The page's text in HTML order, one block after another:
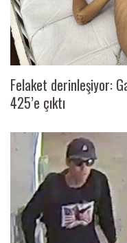
Felaket derinleşiyor:
425’e çıktı